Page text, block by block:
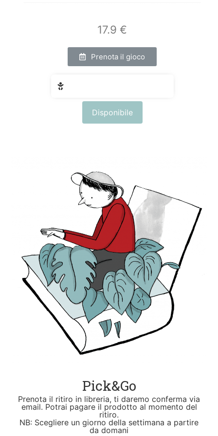
17.9 €
Prenota il gioco
Disponibile
Pick&Go
Prenota il ritiro in libreria, ti daremo conferma via
email. Potrai pagare il prodotto al momento del
ritiro.
NB: Scegliere un giorno della settimana a partire
da domani